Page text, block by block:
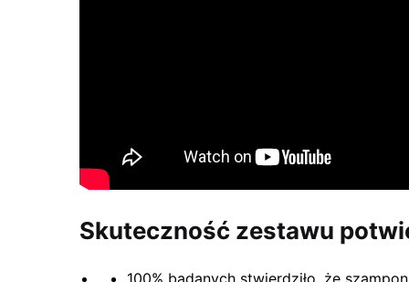
Skuteczność zestawu